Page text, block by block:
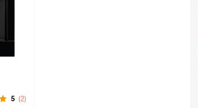
5 (2)